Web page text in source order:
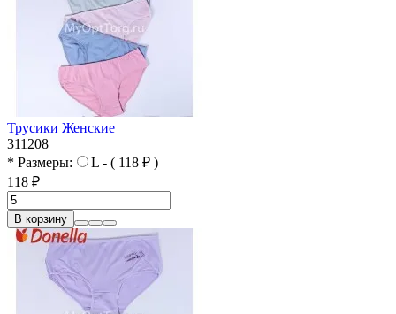
Трусики Женские
311208
* Размеры:
L - ( 118 ₽ )
118 ₽
В корзину